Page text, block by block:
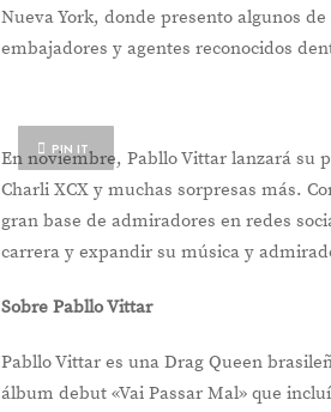
Nueva York, donde presento algunos de
embajadores y agentes reconocidos
PIN IT
En noviembre, Pabllo Vittar lanzará su
Charli XCX y muchas sorpresas más.
gran base de admiradores en redes
carrera y expandir su música y
Sobre Pabllo Vittar
Pabllo Vittar es una Drag Queen
álbum debut «Vai Passar Mal» que